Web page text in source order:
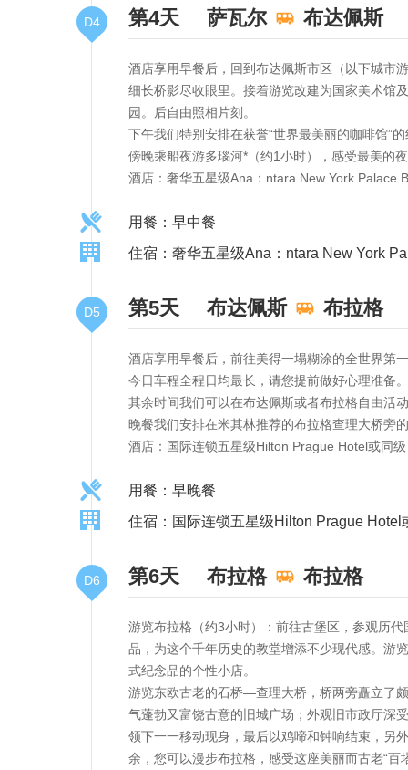
D4 第4天 萨瓦尔 布达佩斯
酒店享用早餐后，回到布达佩斯市区（以下城市
细长桥影尽收眼里。接着游览改建为国家美术馆
园。后自由照相片刻。
下午我们特别安排在获誉“世界最美丽的咖啡馆”
傍晚乘船夜游多瑙河*（约1小时），感受最美的
酒店：奢华五星级Ana：ntara New York Palace
用餐：早中餐
住宿：奢华五星级Ana：ntara New York
D5 第5天 布达佩斯 布拉格
酒店享用早餐后，前往美得一塌糊涂的全世界
今日车程全程日均最长，请您提前做好心理准备
其余时间我们可以在布达佩斯或者布拉格自由活
晚餐我们安排在米其林推荐的布拉格查理大桥旁
酒店：国际连锁五星级Hilton Prague Hotel或同
用餐：早晚餐
住宿：国际连锁五星级Hilton Prague Hotel
D6 第6天 布拉格 布拉格
游览布拉格（约3小时）：前往古堡区，参观历
品，为这个千年历史的教堂增添不少现代感。游
式纪念品的个性小店。
游览东欧古老的石桥—查理大桥，桥两旁矗立了
气蓬勃又富饶古意的旧城广场；外观旧市政厅深
领下一一移动现身，最后以鸡啼和钟响结束，另
余，您可以漫步布拉格，感受这座美丽而古老“百